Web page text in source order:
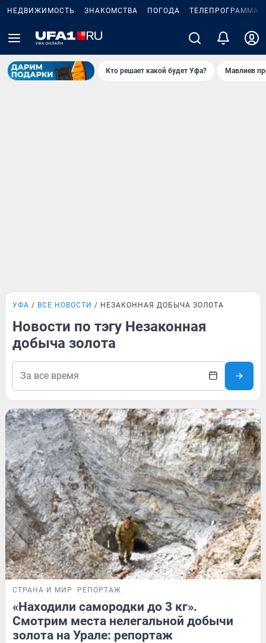
НЕДВИЖИМОСТЬ ЗНАКОМСТВА ПОГОДА ТЕЛЕПРОГРАММА
Кто решает какой будет Уфа? Мавлиев
УФА ВСЕ НОВОСТИ НЕЗАКОННАЯ ДОБЫЧА ЗОЛОТА
Новости по тэгу Незаконная
добыча золота
СТРАНА И МИР РЕПОРТАЖ
«Находили самородки до 3 кг».
Смотрим места нелегальной добычи
золота на Урале: репортаж